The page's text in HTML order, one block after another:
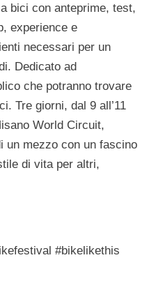
bici con anteprime, test,
experience e
necessari per un
Dedicato ad
che potranno trovare
Tre giorni, dal 9 all’11
World Circuit,
un mezzo con un fascino
di vita per altri,
#bikelikethis